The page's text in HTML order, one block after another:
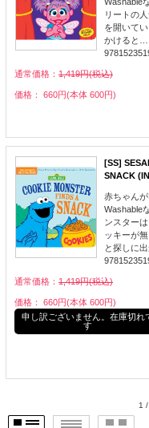
リートの
を開いて
かけると…
通常価格： 1,419円(税込)
価格： 660円(本体 600円)
[SS]
SNACK
赤ちゃん
Washable
ンスター
ッキーが
と探しに
通常価格： 1,419円(税込)
価格： 660円(本体 600円)
申し訳ございません。在庫切れ
す
1